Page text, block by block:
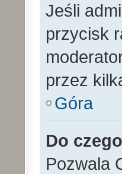
Jeśli
przycisk
przez
Góra
Do
Pozwala